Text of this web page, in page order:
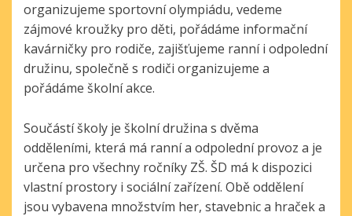
organizujeme sportovní olympiádu, vedeme
zájmové kroužky pro děti, pořádáme informační
kavárničky pro rodiče, zajišťujeme ranní i odpolední
družinu, společně s rodiči organizujeme a
pořádáme školní akce.
Součástí školy je školní družina s dvěma
odděleními, která má ranní a odpolední provoz a je
určena pro všechny ročníky ZŠ. ŠD má k dispozici
vlastní prostory i sociální zařízení. Obě oddělení
jsou vybavena množstvím her, stavebnic a hraček a